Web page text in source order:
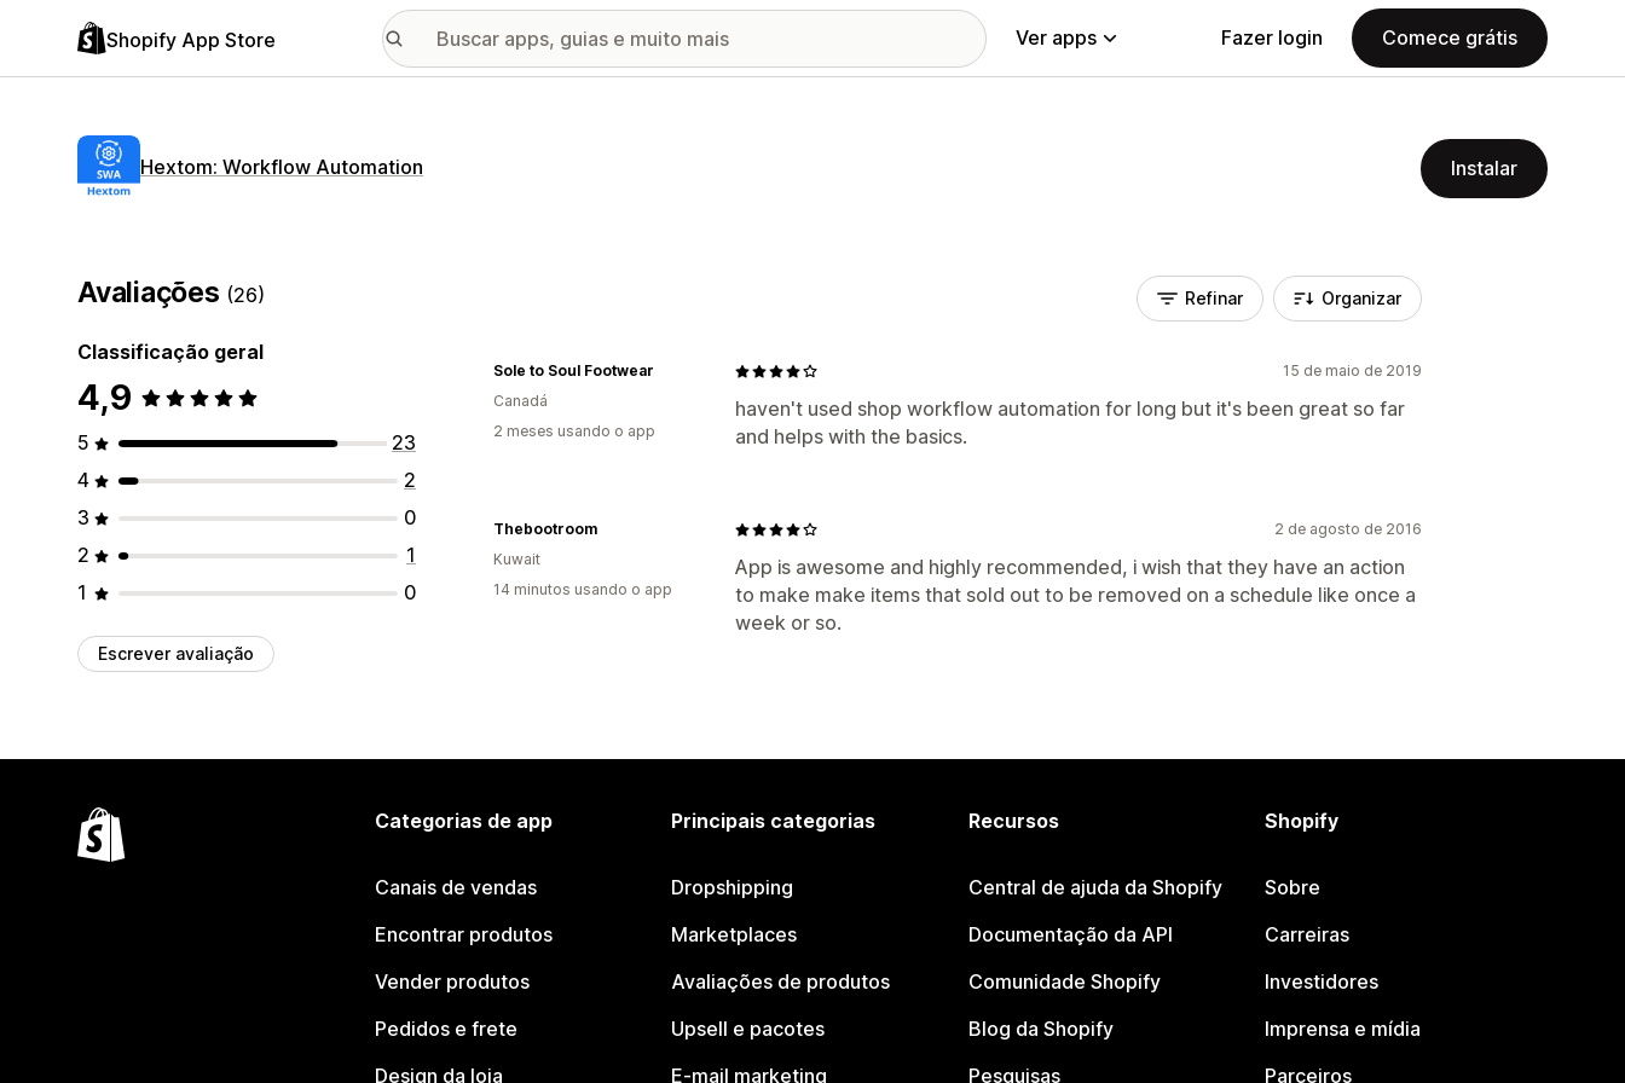
Shopify App Store Ver apps Fazer login Comece grátis
Hextom: Workflow Automation Instalar
Avaliações (26)
Classificação geral
4,9
5
23
4
2
3
0
2
1
1
0
Escrever avaliação
Refinar Organizar
15 de maio de 2019
haven't used shop workflow automation for long but it's been great so far
and helps with the basics.
Sole to Soul Footwear
Canadá
2 meses usando o app
2 de agosto de 2016
App is awesome and highly recommended, i wish that they have an action
to make make items that sold out to be removed on a schedule like once a
week or so.
Thebootroom
Kuwait
14 minutos usando o app
Categorias de app
Canais de vendas
Encontrar produtos
Vender produtos
Pedidos e frete
Design da loja
Principais categorias
Dropshipping
Marketplaces
Avaliações de produtos
Upsell e pacotes
E-mail marketing
Recursos
Central de ajuda da Shopify
Documentação da API
Comunidade Shopify
Blog da Shopify
Pesquisas
Shopify
Sobre
Carreiras
Investidores
Imprensa e mídia
Parceiros